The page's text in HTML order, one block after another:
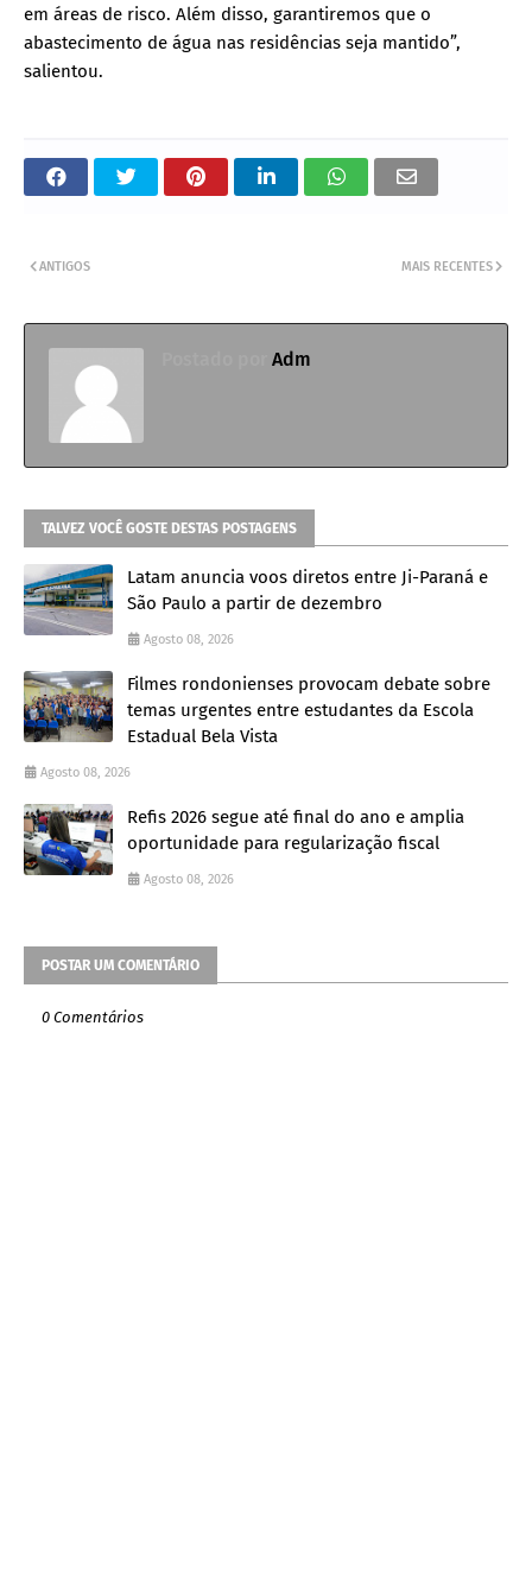
em áreas de risco. Além disso, garantiremos que o
abastecimento de água nas residências seja mantido”,
salientou.
MAIS RECENTES
ANTIGOS
Adm
TALVEZ VOCÊ GOSTE DESTAS POSTAGENS
Latam anuncia voos diretos entre Ji-Paraná e
São Paulo a partir de dezembro
Agosto 08, 2026
Filmes rondonienses provocam debate sobre
temas urgentes entre estudantes da Escola
Estadual Bela Vista
Agosto 08, 2026
Refis 2026 segue até final do ano e amplia
oportunidade para regularização fiscal
Agosto 08, 2026
POSTAR UM COMENTÁRIO
0 Comentários